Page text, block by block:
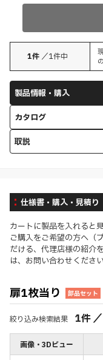
1件 ／1件中
製品情報・購入
カタログ
取説
仕様書・購入・見積り
カートに製品を入れると
ご購入をご希望の方へ（
だける、代理店様の紹介
は、お問い合わせください
扉1枚当り 部品セット
絞り込み検索結果 1件／
画像・3Dビュー